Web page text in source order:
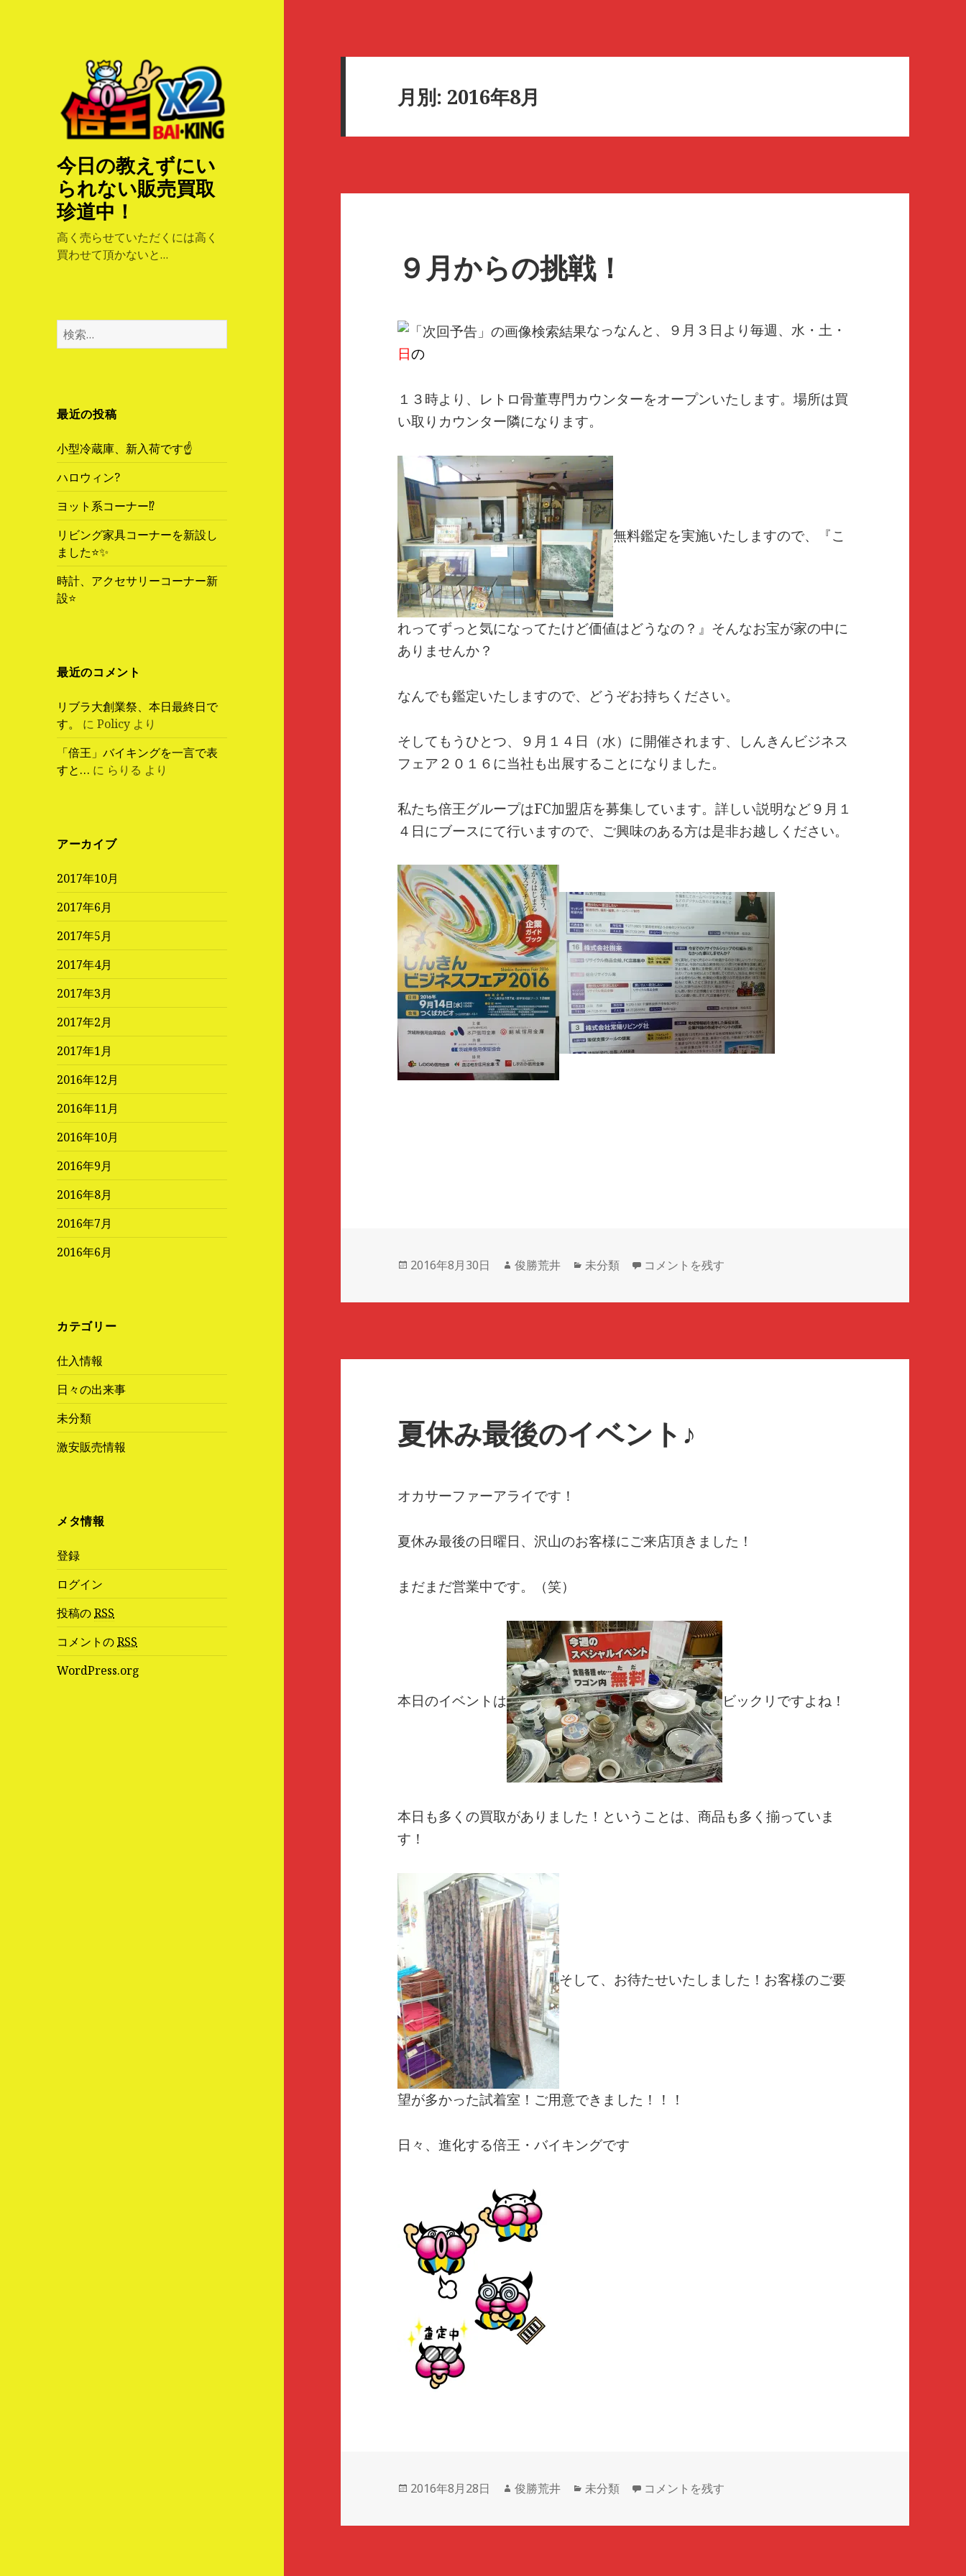
今日の教えずにい
られない販売買取
珍道中！
高く売らせていただくには高く
買わせて頂かないと…
検
索
最近の投稿
小型冷蔵庫、新入荷です☝️
ハロウィン?
ヨット系コーナー⁉️
リビング家具コーナーを新設し
ました⭐️✨
時計、アクセサリーコーナー新
設⭐️
最近のコメント
リブラ大創業祭、本日最終日で
す。
にPolicy より
「倍王」バイキングを一言で表
すと… に らりる より
アーカイブ
2017年10月
2017年6月
2017年5月
2017年4月
2017年3月
2017年2月
2017年1月
2016年12月
2016年11月
2016年10月
2016年9月
2016年8月
2016年7月
2016年6月
カテゴリー
仕入情報
日々の出来事
未分類
激安販売情報
メタ情報
登録
ログイン
投稿のRSS
コメントのRSS
WordPress.org
月別: 2016年8月
９月からの挑戦！
なっなんと、９月３日より毎週、水・土・
日の
１３時より、レトロ骨董専門カウンターをオープンいたします。場所は買
い取りカウンター隣になります。
無料鑑定を実施いたしますので、『こ
れってずっと気になってたけど価値はどうなの？』そんなお宝が家の中に
ありませんか？
なんでも鑑定いたしますので、どうぞお持ちください。
そしてもうひとつ、９月１４日（水）に開催されます、しんきんビジネス
フェア２０１６に当社も出展することになりました。
私たち倍王グループはFC加盟店を募集しています。詳しい説明など９月１
４日にブースにて行いますので、ご興味のある方は是非お越しください。
投
日:
2016年8月30日
作
者
俊勝荒井
カ
ゴ
未分類 ９月からの挑戦！ に
コメントを残す
夏休み最後のイベント♪
オカサーファーアライです！
夏休み最後の日曜日、沢山のお客様にご来店頂きました！
まだまだ営業中です。（笑）
本日のイベントは ビックリですよね！
本日も多くの買取がありました！ということは、商品も多く揃っていま
す！
そして、お待たせいたしました！お客様のご要
望が多かった試着室！ご用意できました！！！
日々、進化する倍王・バイキングです
投
日:
2016年8月28日
作
者
俊勝荒井
カ
ゴ
未分類 夏休み最後のイベント♪ に
コメントを残す